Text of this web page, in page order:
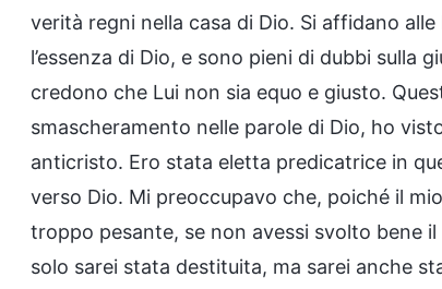
verità regni nella casa di Dio. Si affidano
l’essenza di Dio, e sono pieni di dubbi sulla
credono che Lui non sia equo e giusto.
smascheramento nelle parole di Dio, ho
anticristo. Ero stata eletta predicatrice in
verso Dio. Mi preoccupavo che, poiché il
troppo pesante, se non avessi svolto bene
solo sarei stata destituita, ma sarei anche